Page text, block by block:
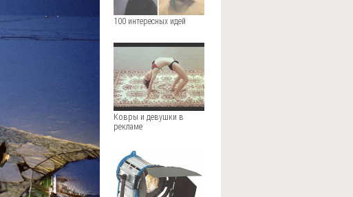
100 интересных идей
Ковры и девушки в
рекламе